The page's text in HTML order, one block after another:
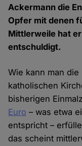
Ackermann die
Opfer mit denen
Mittlerweile hat
entschuldigt.
Wie kann man
katholischen
bisherigen
Euro – was etwa
entspricht –
das scheint